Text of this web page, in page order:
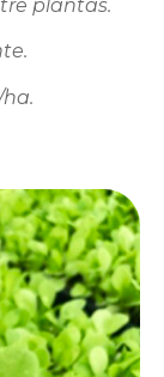
plantas.